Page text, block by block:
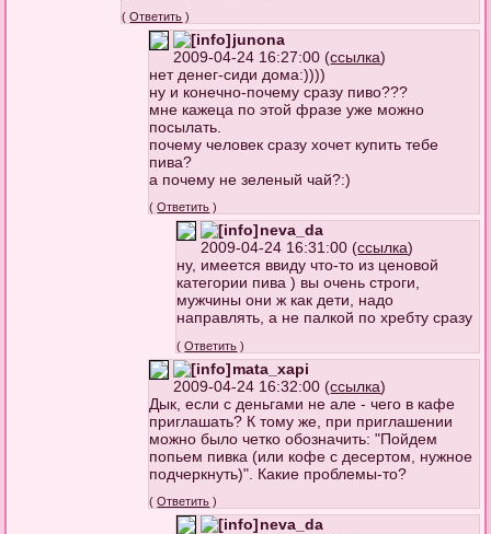
(Ответить )
junona
2009-04-24 16:27:00 (ссылка)
нет денег-сиди дома:))))
ну и конечно-почему сразу пиво???
мне кажеца по этой фразе уже можно
посылать.
почему человек сразу хочет купить тебе
пива?
а почему не зеленый чай?:)
(Ответить )
neva_da
2009-04-24 16:31:00 (ссылка)
ну, имеется ввиду что-то из ценовой
категории пива ) вы очень строги,
мужчины они ж как дети, надо
направлять, а не палкой по хребту сразу
(Ответить )
mata_xapi
2009-04-24 16:32:00 (ссылка)
Дык, если с деньгами не але - чего в кафе
приглашать? К тому же, при приглашении
можно было четко обозначить: "Пойдем
попьем пивка (или кофе с десертом, нужное
подчеркнуть)". Какие проблемы-то?
(Ответить )
neva_da